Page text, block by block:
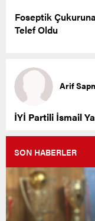
Foseptik
Telef Oldu
Arif
İYİ Partili İsmail
SON HABERLER